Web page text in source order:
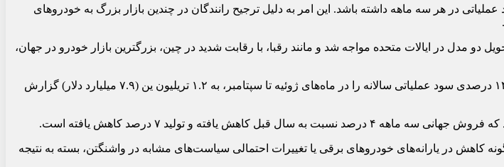
خودروساز جهان همچنان حدود ۸ میلیارد دلار سود عملیاتی در هر سه ماهه داشته باشد. این امر به دلیل ترجیح رانندگان در چندین بازار بزرگ به خودروهای
مدل در ایالات متحده مواجه شد و مانند رقبا، با رقابت شدید در چین، بزرگترین بازار خودرو در جهان،
طبق میانگین ۹ برآورد تحلیلگران در نظرسنجی LSEG، انتظار می‌رود این خودروساز ژاپنی کاهش ۱۴ درصدی سود عملیاتی سالانه را در ماه‌های ژوئیه تا سپتامبر، به ۱.۲ تریلیون ین (۷.۹ میلیارد دلار) گزارش
کاهش در یارانه‌های خودروهای برقی یا تغییرات احتمالی سیاست‌های مشابه در واشنگتن، بسته به نتیجه